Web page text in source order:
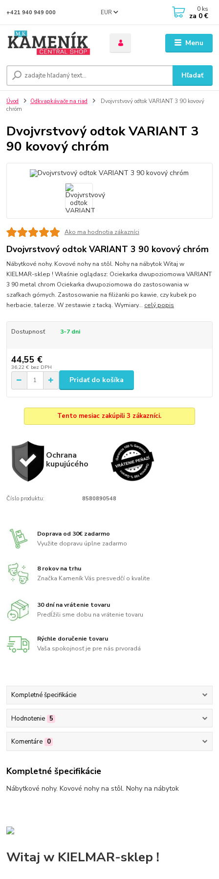
Menu
EUR
Hľadať
+421 940 949 000 0 ks
za 0 €
Úvod Odkvapkávače na riad
Dvojvrstvový odtok VARIANT 3 90 kovový
chróm
Dvojvrstvový odtok VARIANT 3
90 kovový chróm
Ako ma hodnotia zákazníci
Dvojvrstvový odtok VARIANT 3 90 kovový chróm
Nábytkové nohy. Kovové nohy na stôl. Nohy na nábytok Witaj w
KIELMAR-sklep ! Właśnie oglądasz: Ociekarka dwupoziomowa VARIANT
3 90 metal chrom Ociekarka dwupoziomowa do zastosowania w
szafkach górnych. Zastosowanie na filiżanki po kawie, czy kubek po
herbacie, talerze. W zestawie z tacką. Wymiary... celý popis
Dostupnosť 3-7 dni
44,55 €
36,22 € bez DPH
Pridať do košíka
Tento mesiac zakúpili 3 zákazníci.
Ochrana
kupujúcého
Číslo produktu: 8580890548
Doprava od 30€ zadarmo
Využite dopravu úplne zadarmo
8 rokov na trhu
Značka Kameník Vás presvedčí o kvalite
30 dní na vrátenie tovaru
Predĺžili sme dobu na vrátenie tovaru
Rýchle doručenie tovaru
Vaša spokojnosť je pre nás prvoradá
Kompletné špecifikácie
Hodnotenie 5
Komentáre 0
Kompletné špecifikácie
Nábytkové nohy. Kovové nohy na stôl. Nohy na nábytok
Witaj w KIELMAR-sklep !